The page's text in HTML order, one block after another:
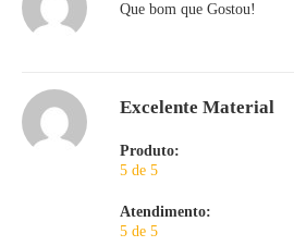
Que bom que Gostou!
Excelente Material
Produto:
5 de 5
Atendimento:
5 de 5